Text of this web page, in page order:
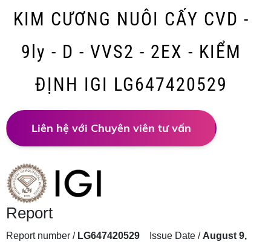
KIM CƯƠNG NUÔI CẤY CVD -
9ly - D - VVS2 - 2EX - KIỂM
ĐỊNH IGI LG647420529
Liên hệ với Chuyên viên tư vấn
Report
Report number / LG647420529 Issue Date / August 9,